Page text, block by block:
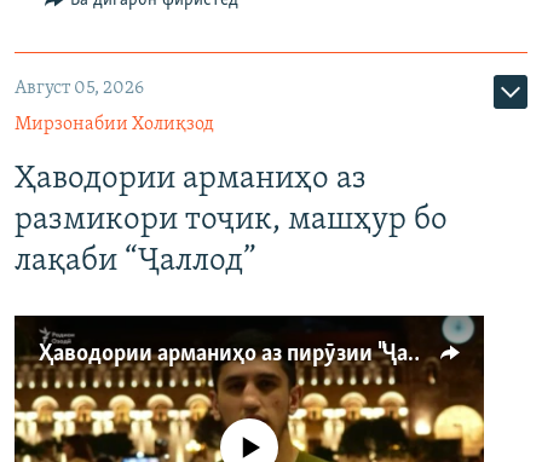
Август 05, 2026
Мирзонабии Холиқзод
Ҳаводории арманиҳо аз
размикори тоҷик, машҳур бо
лақаби “Ҷаллод”
Ҳаводории арманиҳо аз пирӯзии "Ҷаллод"-и тоҷик
Феълан кор намекунад